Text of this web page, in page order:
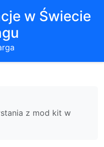
w Świecie
z mod kit w